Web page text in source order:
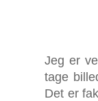
Jeg er
tage
Det er